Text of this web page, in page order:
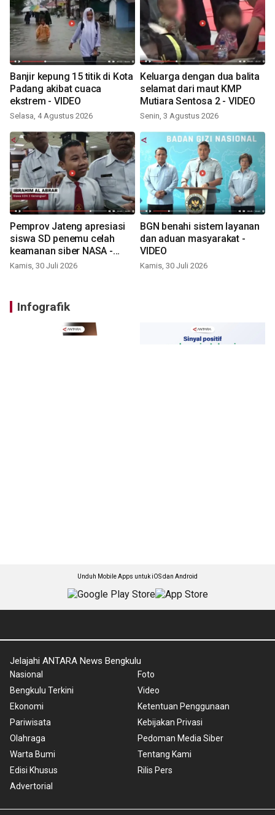
Banjir kepung 15 titik di Kota
Padang akibat cuaca
ekstrem - VIDEO
Selasa, 4 Agustus 2026
Keluarga dengan dua balita
selamat dari maut KMP
Mutiara Sentosa 2 - VIDEO
Senin, 3 Agustus 2026
Pemprov Jateng apresiasi
siswa SD penemu celah
keamanan siber NASA -
VIDEO
Kamis, 30 Juli 2026
BGN benahi sistem layanan
dan aduan masyarakat -
VIDEO
Kamis, 30 Juli 2026
Infografik
Unduh Mobile Apps untuk iOS dan Android
Jelajahi ANTARA News Bengkulu
Nasional
Bengkulu Terkini
Ekonomi
Pariwisata
Olahraga
Warta Bumi
Edisi Khusus
Advertorial
Foto
Video
Ketentuan Penggunaan
Kebijakan Privasi
Pedoman Media Siber
Tentang Kami
Rilis Pers